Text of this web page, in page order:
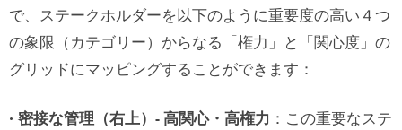
で、ステークホルダーを以下のように重要度の高い４つ
の象限（カテゴリー）からなる「権力」と「関心度」の
グリッドにマッピングすることができます：
密接な管理（右上）- 高関心・高権力 ：この重要なステ